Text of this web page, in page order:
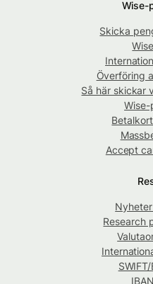
Wise-
Skicka
Överföring
Så här skickar
Accept
Research